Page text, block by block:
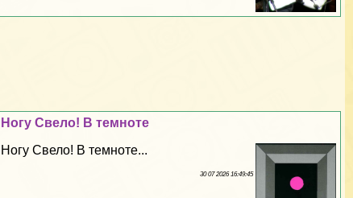
Ногу Свело! В темноте
Ногу Свело! В темноте...
30 07 2026 16:49:45